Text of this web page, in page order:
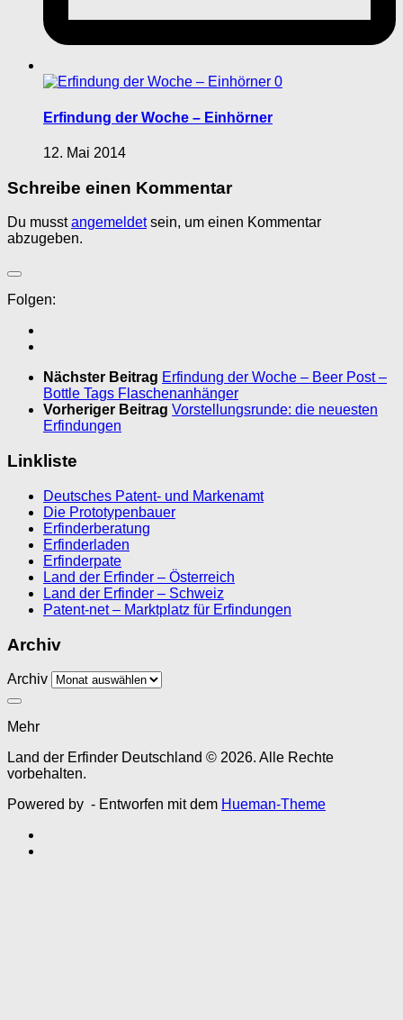
0
Erfindung der Woche – Einhörner
12. Mai 2014
Schreibe einen Kommentar
Du musstangemeldetsein, um einen Kommentar
abzugeben.
Folgen:
Nächster Beitrag Erfindung der Woche – Beer Post –
Bottle Tags Flaschenanhänger
Vorheriger Beitrag Vorstellungsrunde: die neuesten
Erfindungen
Linkliste
Deutsches Patent- und Markenamt
Die Prototypenbauer
Erfinderberatung
Erfinderladen
Erfinderpate
Land der Erfinder – Österreich
Land der Erfinder – Schweiz
Patent-net – Marktplatz für Erfindungen
Archiv
Archiv
Mehr
Land der Erfinder Deutschland © 2026. Alle Rechte
vorbehalten.
Powered by - Entworfen mit dem Hueman-Theme